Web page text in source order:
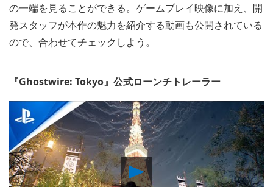
の一端を見ることができる。ゲームプレイ映像に加え、開
発スタッフが本作の魅力を紹介する動画も公開されている
ので、合わせてチェックしよう。
『Ghostwire: Tokyo』公式ローンチトレーラー
Play
Video